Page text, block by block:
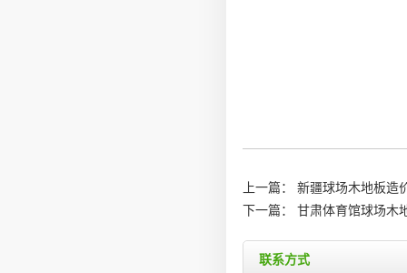
上一篇：
新疆球场木地板造
下一篇：
甘肃体育馆球场木
联系方式